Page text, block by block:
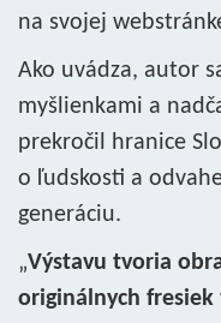
na svojej
Ako uvádza, autor
myšlienkami a
prekročil hranice
o ľudskosti a
generáciu.
„Výstavu tvoria
originálnych